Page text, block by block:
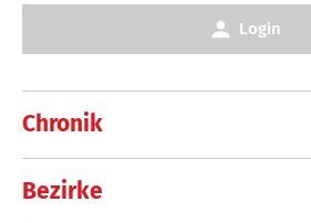
Chronik
Bezirke
Login